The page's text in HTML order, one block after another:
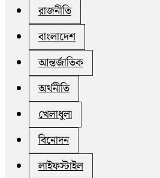
রাজনীতি
বাংলাদেশ
আন্তর্জাতিক
অর্থনীতি
খেলাধুলা
বিনোদন
লাইফস্টাইল